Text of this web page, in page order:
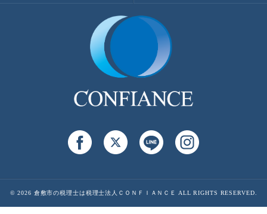
© 2026 倉敷市の税理士は税理士法人ＣＯＮＦＩＡＮＣＥ ALL RIGHTS RESERVED.